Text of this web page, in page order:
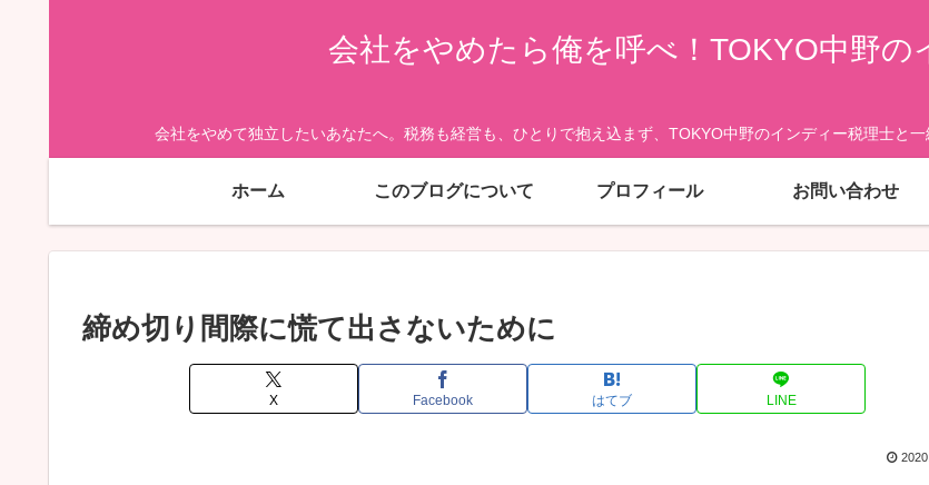
会社をやめたら俺を呼べ！TOKYO中野の
会社をやめて独立したいあなたへ。税務も経営も、ひとりで抱え込まず、TOKYO中野のインディー税理士と
ホーム このブログについて プロフィール お問い合わせ
締め切り間際に慌て出さないために
X Facebook はてブ LINE